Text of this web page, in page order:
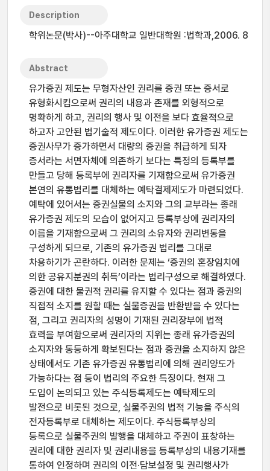
Description
학위논문(박사)--아주대학교 일반대학원 :법학과,2006. 8
Abstract
유가증권 제도는 무형자산인 권리를 증권 또는 증서로
유형화시킴으로써 권리의 내용과 존재를 외형적으로
명확하게 하고, 권리의 행사 및 이전을 보다 효율적으로
하고자 고안된 법기술적 제도이다. 이러한 유가증권 제도는
증권사무가 증가하면서 대량의 증권을 취급하게 되자
증서라는 서면자체에 의존하기 보다는 특정의 등록부를
만들고 당해 등록부에 권리자를 기재함으로써 유가증권
본연의 유통법리를 대체하는 예탁결제제도가 마련되었다.
예탁에 있어서는 증권실물의 소지와 그의 교부라는 종래
유가증권 제도의 모습이 없어지고 등록부상에 권리자의
이름을 기재함으로써 그 권리의 소유자와 권리변동을
구성하게 되므로, 기존의 유가증권 법리를 그대로
차용하기가 곤란하다. 이러한 문제는 ‘증권의 혼장임치에
의한 공유지분권의 취득’이라는 법리구성으로 해결하였다.
증권에 대한 물권적 권리를 유지할 수 있다는 점과 증권의
직접적 소지를 원할 때는 실물증권을 반환받을 수 있다는
점, 그리고 권리자의 성명이 기재된 권리장부에 법적
효력을 부여함으로써 권리자의 지위는 종래 유가증권의
소지자와 동등하게 확보된다는 점과 증권을 소지하지 않은
상태에서도 기존 유가증권 유통법리에 의해 권리양도가
가능하다는 점 등이 법리의 주요한 특징이다. 현재 그
도입이 논의되고 있는 주식등록제도는 예탁제도의
발전으로 비롯된 것으로, 실물주권의 법적 기능을 주식의
전자등록부로 대체하는 제도이다. 주식등록부상의
등록으로 실물주권의 발행을 대체하고 주권이 표창하는
권리에 대한 권리자 및 권리내용을 등록부상의 내용기재를
통하여 인정하며 권리의 이전·담보설정 및 권리행사가